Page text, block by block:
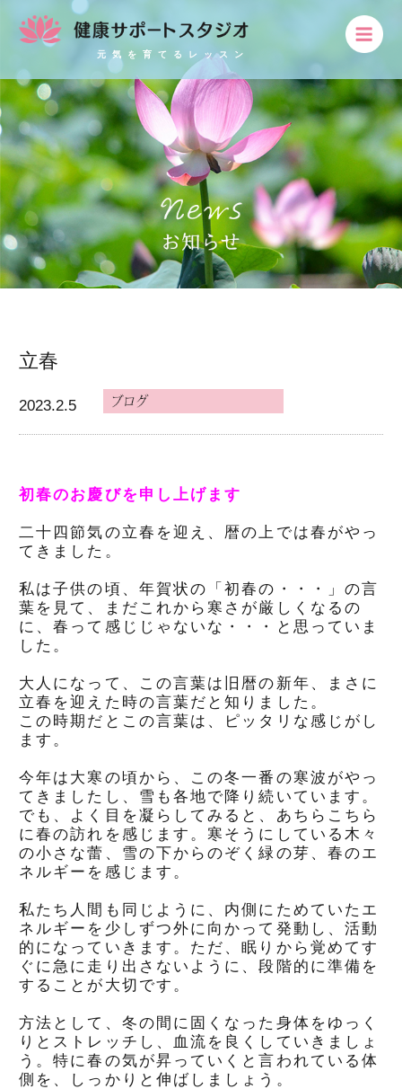
元気を育てるレッスン
立春
2023.2.5
初春のお慶びを申し上げます
二十四節気の立春を迎え、暦の上では春がやっ
てきました。
私は子供の頃、年賀状の「初春の・・・」の言
葉を見て、まだこれから寒さが厳しくなるの
に、春って感じじゃないな・・・と思っていま
した。
大人になって、この言葉は旧暦の新年、まさに
立春を迎えた時の言葉だと知りました。
この時期だとこの言葉は、ピッタリな感じがし
ます。
今年は大寒の頃から、この冬一番の寒波がやっ
てきましたし、雪も各地で降り続いています。
でも、よく目を凝らしてみると、あちらこちら
に春の訪れを感じます。寒そうにしている木々
の小さな蕾、雪の下からのぞく緑の芽、春のエ
ネルギーを感じます。
私たち人間も同じように、内側にためていたエ
ネルギーを少しずつ外に向かって発動し、活動
的になっていきます。ただ、眠りから覚めてす
ぐに急に走り出さないように、段階的に準備を
することが大切です。
方法として、冬の間に固くなった身体をゆっく
りとストレッチし、血流を良くしていきましょ
う。特に春の気が昇っていくと言われている体
側を、しっかりと伸ばしましょう。